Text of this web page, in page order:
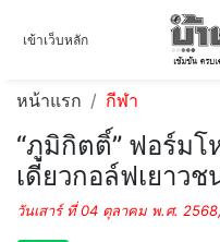
เข้าเว็บหลัก
หน้าแรก กีฬา
“ภูมิกิตติ์” ฟอร์มโ
เดี่ยวกอล์ฟเยาวช
วันเสาร์ ที่ 04 ตุลาคม พ.ศ.